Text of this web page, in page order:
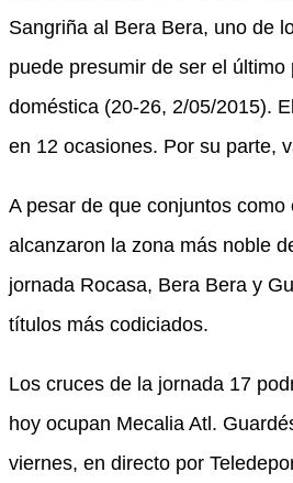
Sangriña al Bera Bera, uno de
puede presumir de ser el
doméstica (20-26, 2/05/2015).
en 12 ocasiones. Por su parte,
A pesar de que conjuntos
alcanzaron la zona más noble
jornada Rocasa, Bera Bera y
títulos más codiciados.
Los cruces de la jornada 17
hoy ocupan Mecalia Atl.
viernes, en directo por